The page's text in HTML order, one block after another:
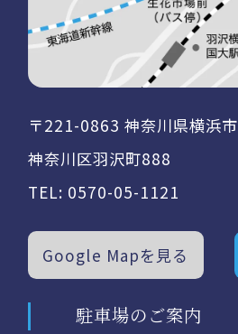
〒221-0863 神奈川県横浜市
神奈川区羽沢町888
TEL: 0570-05-1121
Google Mapを見る
駐車場のご案内